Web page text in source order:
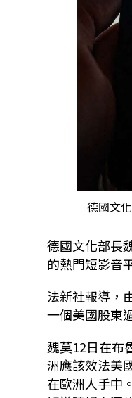
德國文
德國文化部長
的熱門短影音
法新社報導，
一個美國股東
魏莫12日在布
洲應該效法美
在歐洲人手中